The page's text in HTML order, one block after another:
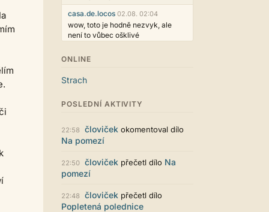
casa.de.locos 02.08. 02:04
wow, toto je hodně nezvyk, ale
není to vůbec ošklivé
Už i počet přečtení jde vidět,
reklama co zasahovala do chatu je
myslím také už v pořádku,
Líbí se mi tmavá varianta nového
vzhledu. Na některých místech
jsou sice mezi prvky příliš velké
určitě to půjde upravit místním
stylem... Celkově je styl dobře
puero 29.07. 11:53
ONLINE
Strach
POSLEDNÍ AKTIVITY
22:58 človiček okomentoval dílo
Na pomezí
22:50 človiček přečetl dílo Na
pomezí
22:48 človiček přečetl dílo
Popletená polednice